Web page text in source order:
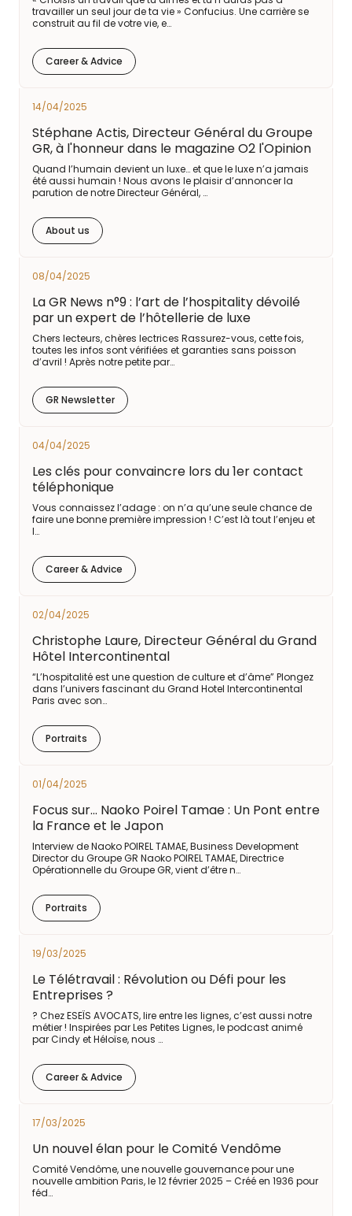
travailler un seul jour de ta vie » Confucius. Une carrière se
construit au fil de votre vie, e…
Career & Advice
14/04/2025
Stéphane Actis, Directeur Général du Groupe
GR, à l'honneur dans le magazine O2 l'Opinion
Quand l’humain devient un luxe… et que le luxe n’a jamais
été aussi humain ! Nous avons le plaisir d’annoncer la
parution de notre Directeur Général, …
About us
08/04/2025
La GR News n°9 : l’art de l’hospitality dévoilé
par un expert de l’hôtellerie de luxe
Chers lecteurs, chères lectrices Rassurez-vous, cette fois,
toutes les infos sont vérifiées et garanties sans poisson
d’avril ! Après notre petite par…
GR Newsletter
04/04/2025
Les clés pour convaincre lors du 1er contact
téléphonique
Vous connaissez l’adage : on n’a qu’une seule chance de
faire une bonne première impression ! C’est là tout l’enjeu et
l…
Career & Advice
02/04/2025
Christophe Laure, Directeur Général du Grand
Hôtel Intercontinental
“L’hospitalité est une question de culture et d’âme” Plongez
dans l’univers fascinant du Grand Hotel Intercontinental
Paris avec son…
Portraits
01/04/2025
Focus sur... Naoko Poirel Tamae : Un Pont entre
la France et le Japon
Interview de Naoko POIREL TAMAE, Business Development
Director du Groupe GR Naoko POIREL TAMAE, Directrice
Opérationnelle du Groupe GR, vient d’être n…
Portraits
19/03/2025
Le Télétravail : Révolution ou Défi pour les
Entreprises ?
? Chez ESEÏS AVOCATS, lire entre les lignes, c’est aussi notre
métier ! Inspirées par Les Petites Lignes, le podcast animé
par Cindy et Héloïse, nous …
Career & Advice
17/03/2025
Un nouvel élan pour le Comité Vendôme
Comité Vendôme, une nouvelle gouvernance pour une
nouvelle ambition Paris, le 12 février 2025 – Créé en 1936 pour
féd…